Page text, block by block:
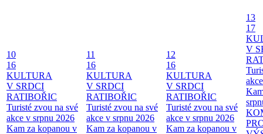
10
16
KULTURA
V SRDCI
RATIBOŘIC
Turisté zvou na své
akce v srpnu 2026
Kam za kopanou v
11
16
KULTURA
V SRDCI
RATIBOŘIC
Turisté zvou na své
akce v srpnu 2026
Kam za kopanou v
12
16
KULTURA
V SRDCI
RATIBOŘIC
Turisté zvou na své
akce v srpnu 2026
Kam za kopanou v
13
17
V